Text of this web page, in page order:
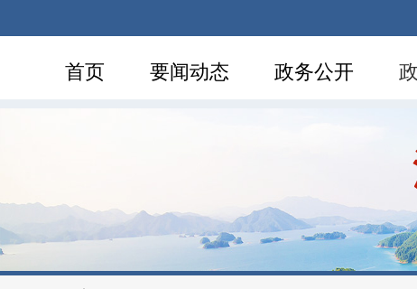
首页 要闻动态 政务公开